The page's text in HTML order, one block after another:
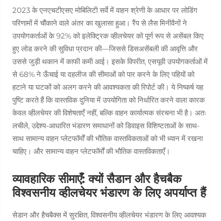
2023 के एनएचटीएसए मोबिलिटी सर्वे में वाहन श्रेणी के आधार पर लोडिंग
परिणामों में चौंकाने वाले अंतर का खुलासा हुआ। रैंप से लैस मिनीवैनों ने
उपयोगकर्ताओं के 92% को इलेक्ट्रिक व्हीलचेयर को पूर्ण रूप से असेंबल किए
हुए लोड करने की सुविधा प्रदान की—जिससे डिसअसेंबली की आवृत्ति और
उससे जुड़ी थकान में काफी कमी आई। इसके विपरीत, एसयूवी उपयोगकर्ताओं में
से 68% ने ऊँचाई या दहलीज की सीमाओं को पार करने के लिए पहियों को
हटाने या घटकों को अलग करने की आवश्यकता की रिपोर्ट की। ये निष्कर्ष यह
पुष्टि करते हैं कि वास्तविक दुनिया में उपयोगिता को निर्धारित करने वाला कारक
केवल व्हीलचेयर की विशेषताएँ नहीं, बल्कि वाहन कार्यात्मक संरचना भी है। अतः
लचीले, उद्देश्य-आधारित भंडारण समाधानों को डिवाइस विशिष्टताओं के साथ-
साथ सामान्य वाहन प्लेटफॉर्मों की भौतिक वास्तविकताओं को भी ध्यान में रखना
चाहिए। और सामान्य वाहन प्लेटफॉर्मों की भौतिक वास्तविकताएँ।
व्यावहारिक सीमाएँ: क्यों सैडान और हैचबैक
विश्वसनीय व्हीलचेयर भंडारण के लिए अपर्याप्त हैं
सेडान और हैचबैक्स में सुरक्षित, विश्वसनीय व्हीलचेयर भंडारण के लिए आवश्यक